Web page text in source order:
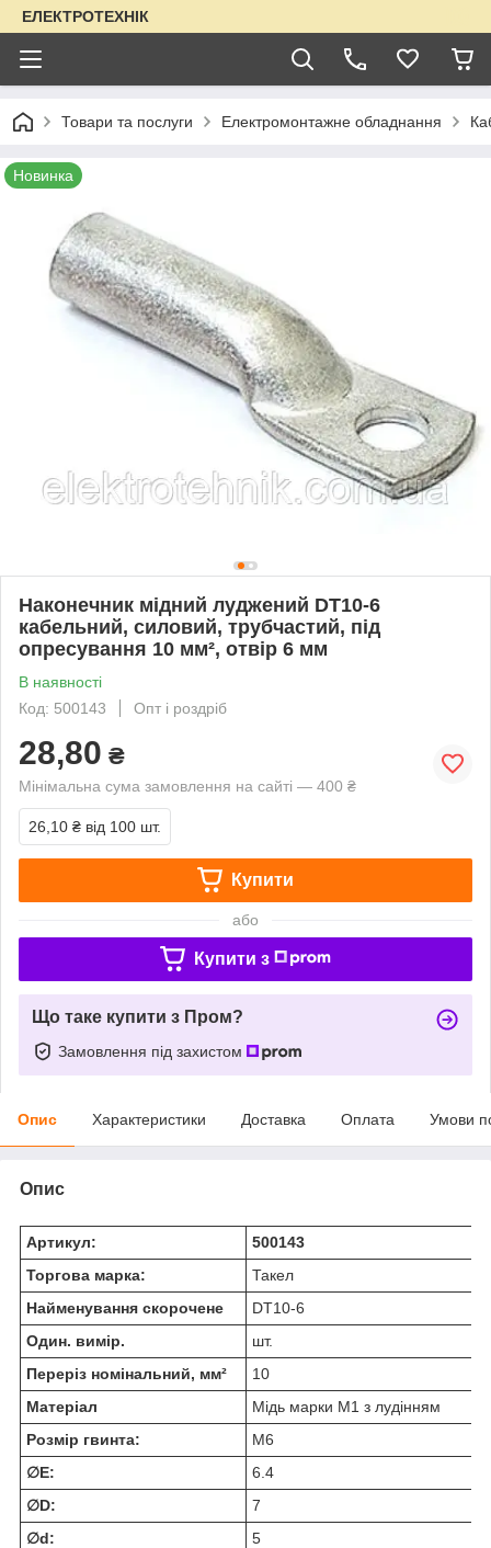
ЕЛЕКТРОТЕХНІК
Товари та послуги Електромонтажне обладнання
Новинка
Наконечник мідний луджений DT10-6
кабельний, силовий, трубчастий, під
опресування 10 мм², отвір 6 мм
В наявності
Код: 500143
Опт і роздріб
28,80 ₴
Мінімальна сума замовлення на сайті — 400 ₴
26,10 ₴ від 100 шт.
Купити
або
Купити з
Що таке купити з Пром?
Замовлення під захистом
Опис Характеристики Доставка Оплата Умови
Опис
Артикул:
500143
Торгова марка:
Такел
Найменування скорочене
DT10-6
Один. вимір.
шт.
Переріз номінальний, мм²
10
Матеріал
Мідь марки М1 з лудінням
Розмір гвинта:
М6
∅E:
6.4
∅D:
7
∅d:
5